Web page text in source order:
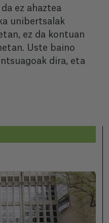
ez ahaztea
unibertsalak
ez da kontuan
Uste baino
dira, eta